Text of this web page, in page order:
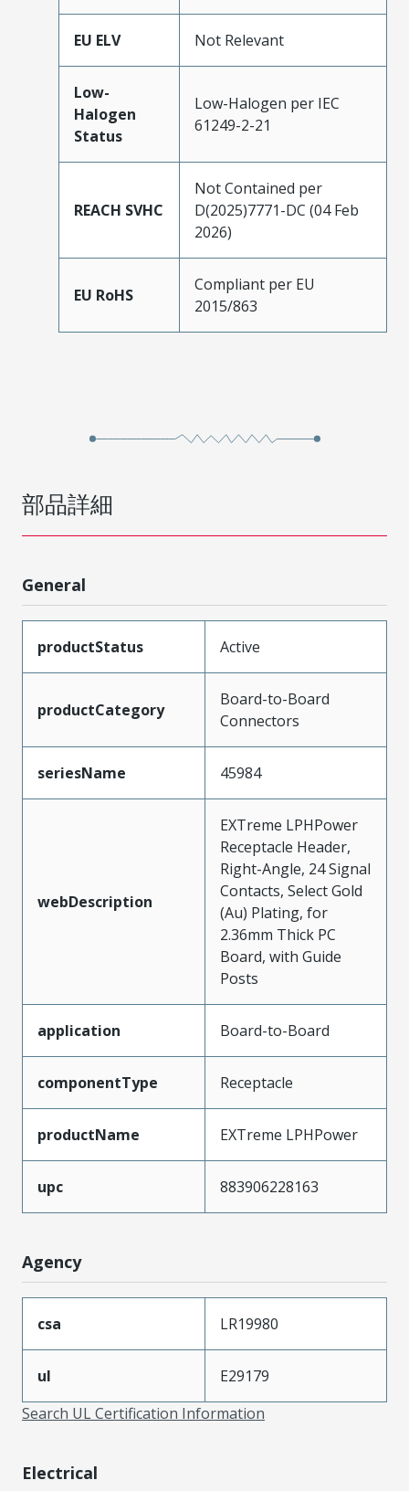
EU ELV Not Relevant
Low-
Halogen
Status
Low-Halogen per IEC
61249-2-21
REACH SVHC
Not Contained per
D(2025)7771-DC (04 Feb
2026)
EU RoHS
Compliant per EU
2015/863
部品詳細
General
productStatus Active
productCategory
Board-to-Board
Connectors
seriesName 45984
webDescription
EXTreme LPHPower
Receptacle Header,
Right-Angle, 24 Signal
Contacts, Select Gold
(Au) Plating, for
2.36mm Thick PC
Board, with Guide
Posts
application Board-to-Board
componentType Receptacle
productName EXTreme LPHPower
upc 883906228163
Agency
csa LR19980
ul
E29179
Search UL Certification Information
Electrical